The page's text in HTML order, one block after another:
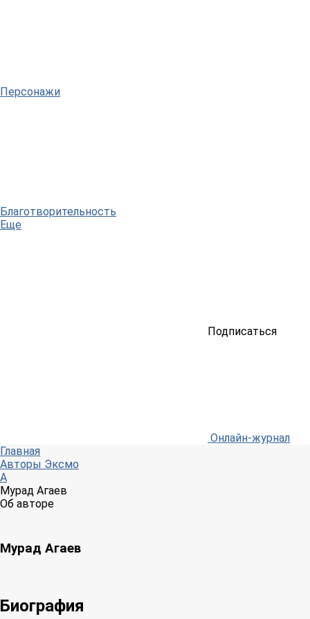
Персонажи
Благотворительность
Еще
Подписаться
Онлайн-журнал
Главная
Авторы Эксмо
А
Мурад Агаев
Об авторе
Мурад Агаев
Биография